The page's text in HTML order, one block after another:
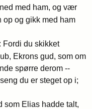
med ham, og vær
op og gikk med ham
Fordi du skikket
Ekrons gud, som om
spørre derom --
du er steget op i;
som Elias hadde talt,